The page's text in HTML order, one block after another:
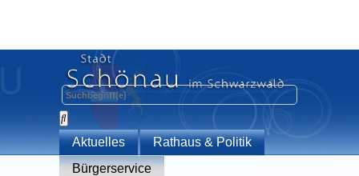
Aktuelles
Rathaus & Politik
Bürgerservice